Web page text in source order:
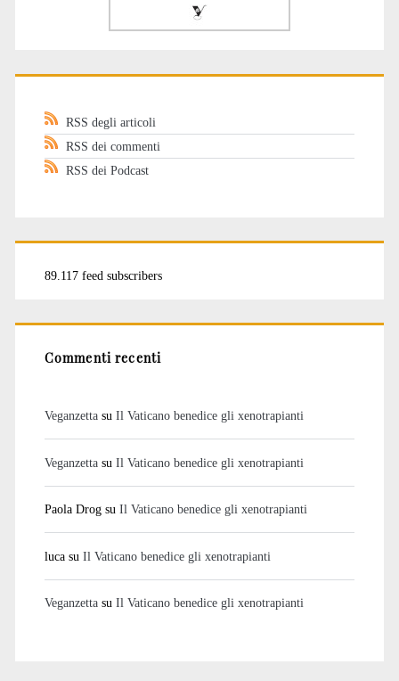
RSS degli articoli
RSS dei commenti
RSS dei Podcast
89.117 feed subscribers
Commenti recenti
Veganzettasu Il Vaticano benedice gli xenotrapianti
Veganzettasu Il Vaticano benedice gli xenotrapianti
Paola Drogsu Il Vaticano benedice gli xenotrapianti
lucasu Il Vaticano benedice gli xenotrapianti
Veganzettasu Il Vaticano benedice gli xenotrapianti